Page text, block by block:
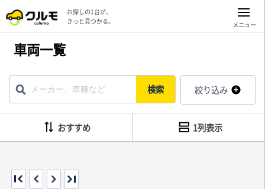
お探しの1台が、
きっと見つかる。
メニュー
車両一覧
検索 絞り込み
おすすめ 1列表示